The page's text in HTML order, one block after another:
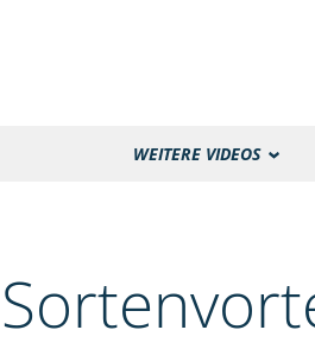
WEITERE VIDEOS